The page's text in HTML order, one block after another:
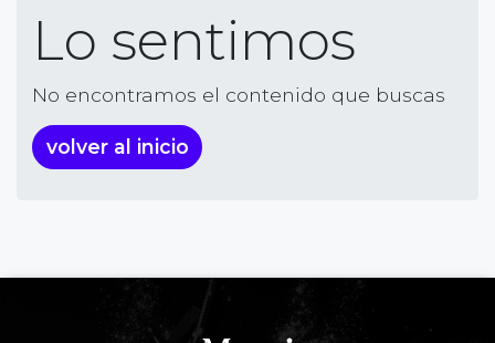
Lo sentimos
No encontramos el contenido que buscas
volver al inicio